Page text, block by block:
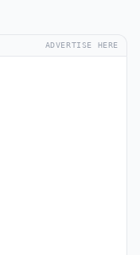
ADVERTISE HERE